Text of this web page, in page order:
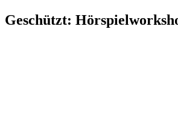
Geschützt: